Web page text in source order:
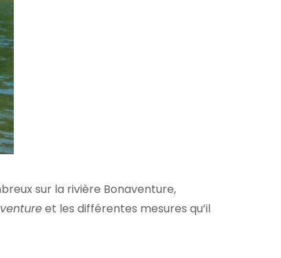
sur la rivière Bonaventure,
et les différentes mesures qu’il